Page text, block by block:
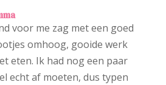
voor me zag met een goed
omhoog, gooide werk
eten. Ik had nog een paar
echt af moeten, dus typen